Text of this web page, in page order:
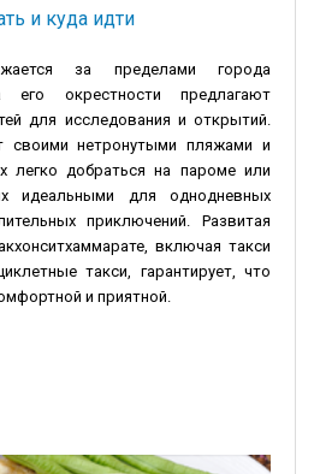
и куда идти
за пределами города
его окрестности предлагают
для исследования и открытий.
своими нетронутыми пляжами и
легко добраться на пароме или
идеальными для однодневных
приключений. Развитая
включая такси
такси, гарантирует, что
и приятной.